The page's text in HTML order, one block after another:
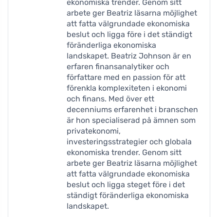
ekonomiska trender. Genom sitt
arbete ger Beatriz läsarna möjlighet
att fatta välgrundade ekonomiska
beslut och ligga före i det ständigt
föränderliga ekonomiska
landskapet. Beatriz Johnson är en
erfaren finansanalytiker och
författare med en passion för att
förenkla komplexiteten i ekonomi
och finans. Med över ett
decenniums erfarenhet i branschen
är hon specialiserad på ämnen som
privatekonomi,
investeringsstrategier och globala
ekonomiska trender. Genom sitt
arbete ger Beatriz läsarna möjlighet
att fatta välgrundade ekonomiska
beslut och ligga steget före i det
ständigt föränderliga ekonomiska
landskapet.